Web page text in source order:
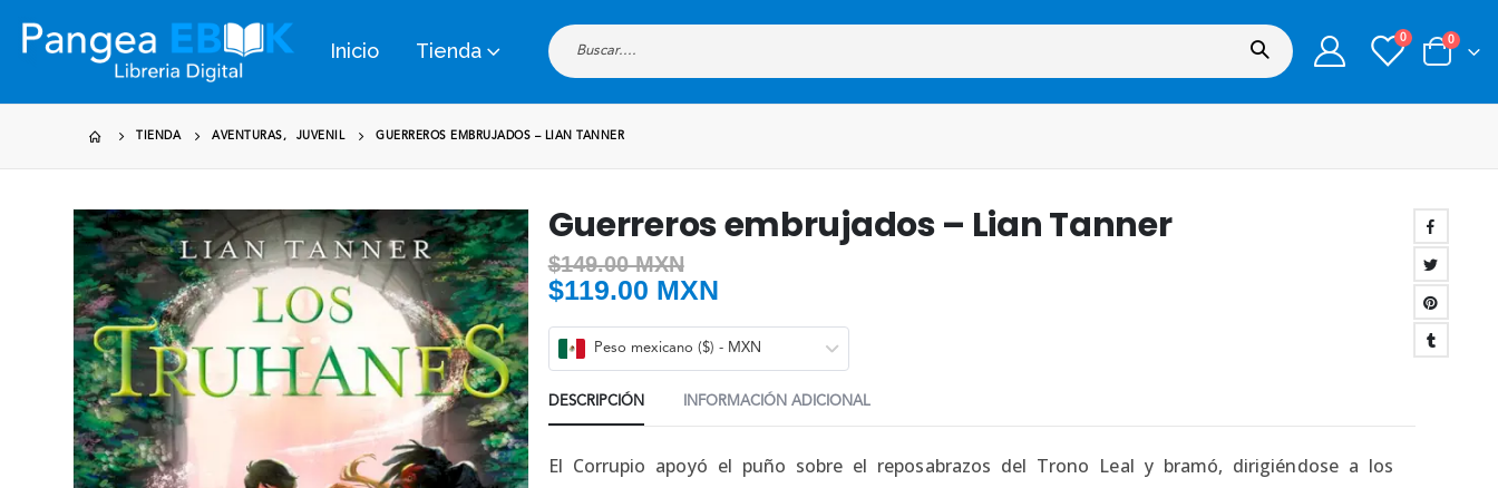
Inicio Tienda
0 0
TIENDA AVENTURAS , JUVENIL GUERREROS EMBRUJADOS – LIAN TANNER
Guerreros embrujados – Lian Tanner
$149.00 MXN
$119.00 MXN
Peso mexicano ($) - MXN
DESCRIPCIÓN INFORMACIÓN ADICIONAL
El Corrupio apoyó el puño sobre el reposabrazos del Trono Leal y bramó, dirigiéndose a los